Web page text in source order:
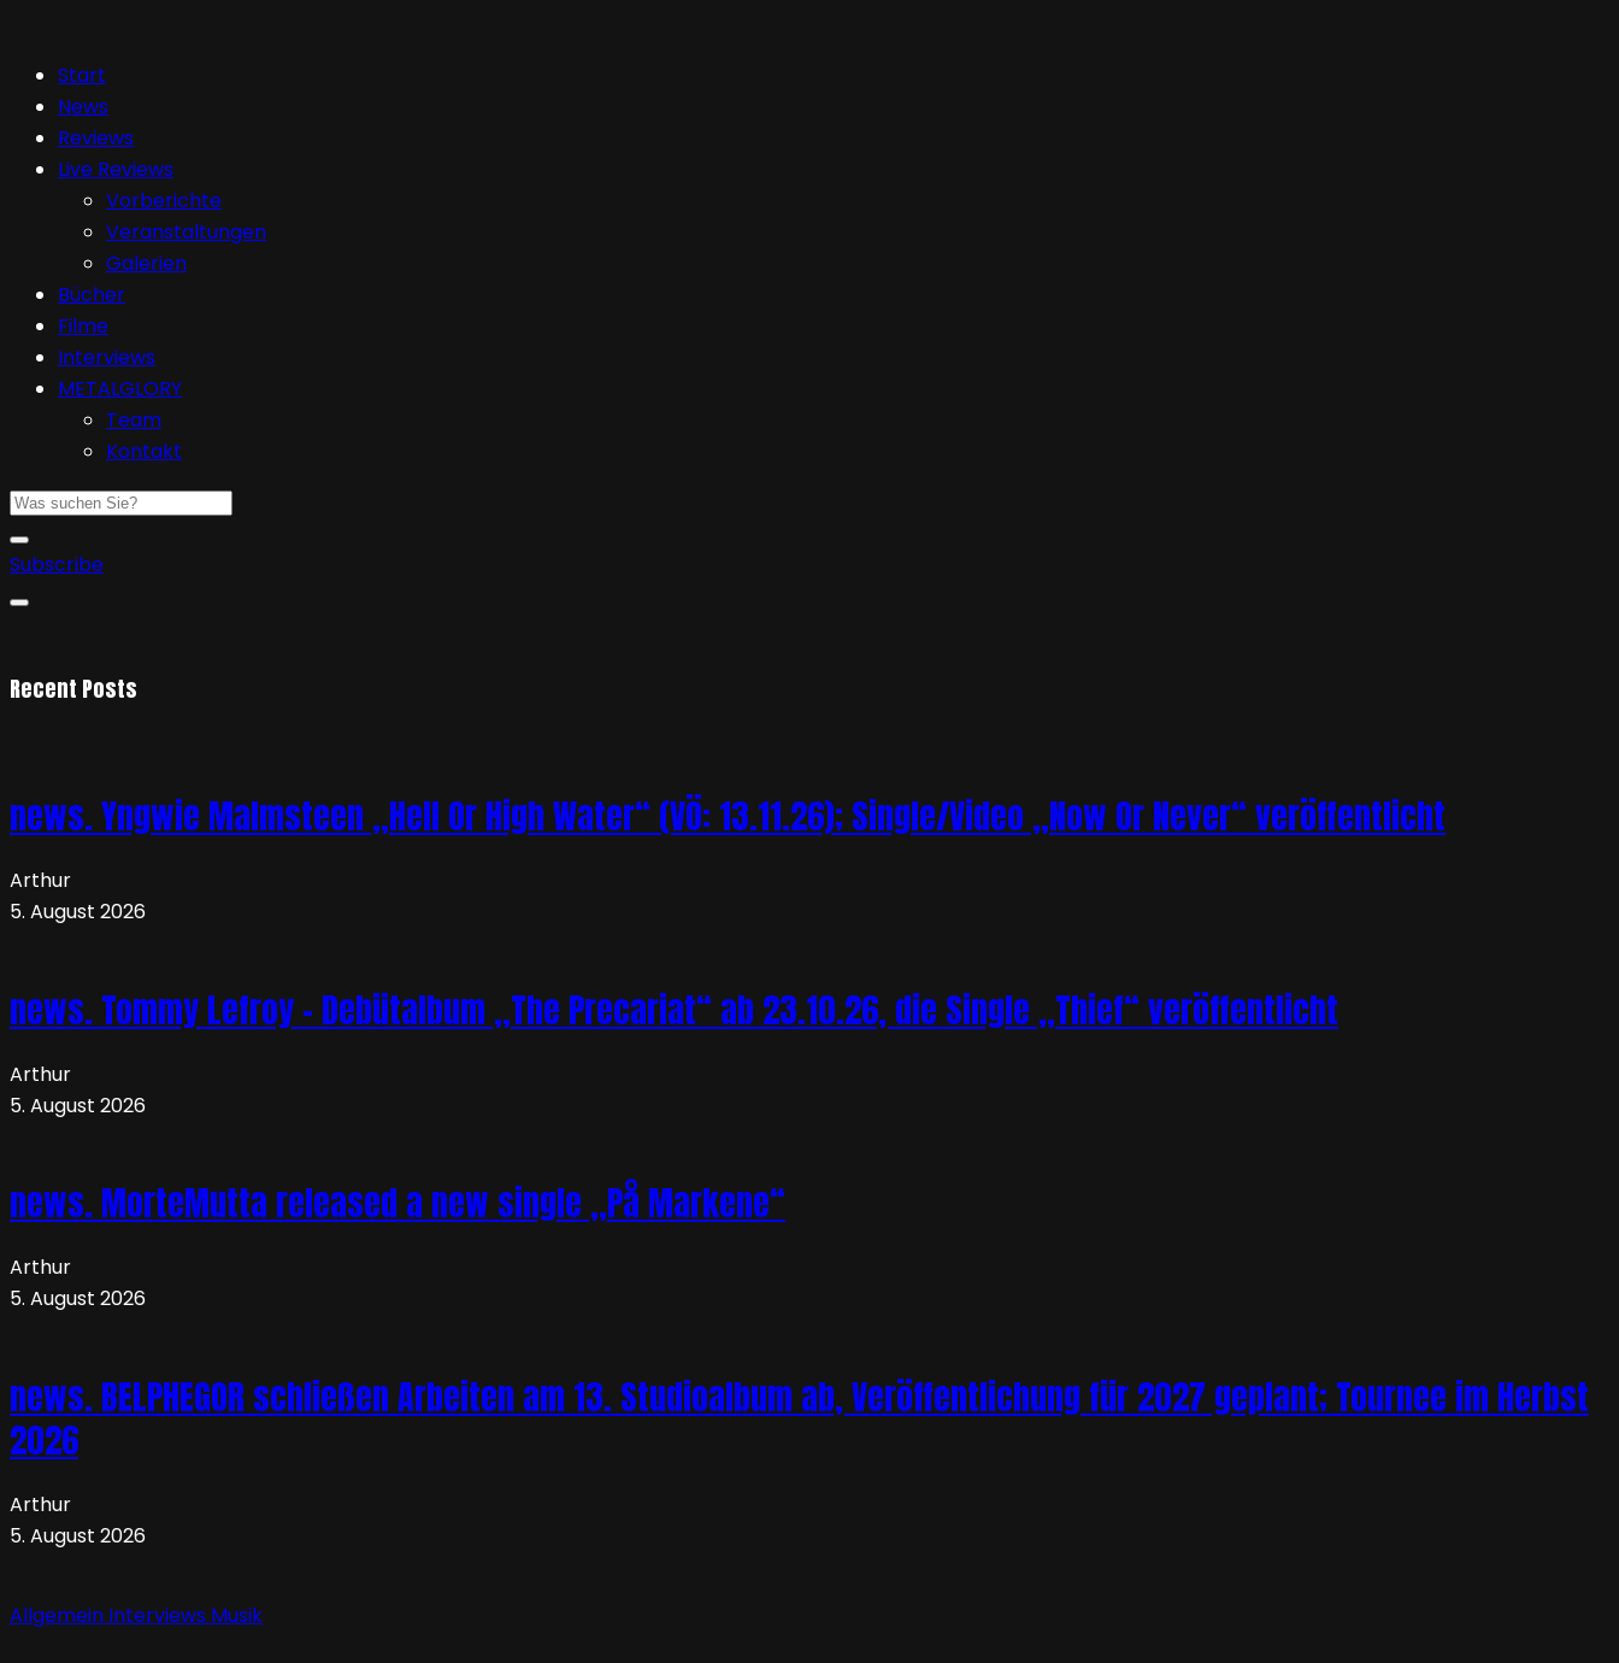
Start
News
Reviews
Live Reviews
Vorberichte
Veranstaltungen
Galerien
Bücher
Filme
Interviews
METALGLORY
Team
Kontakt
Subscribe
Recent Posts
news. Yngwie Malmsteen „Hell Or High Water“ (VÖ: 13.11.26); Single/Video „Now Or Never“ veröffentlicht
Arthur
5. August 2026
news. Tommy Lefroy – Debütalbum „The Precariat“ ab 23.10.26, die Single „Thief“ veröffentlicht
Arthur
5. August 2026
news. MorteMutta released a new single „På Markene“
Arthur
5. August 2026
news. BELPHEGOR schließen Arbeiten am 13. Studioalbum ab, Veröffentlichung für 2027 geplant; Tournee im Herbst
2026
Arthur
5. August 2026
Allgemein Interviews Musik